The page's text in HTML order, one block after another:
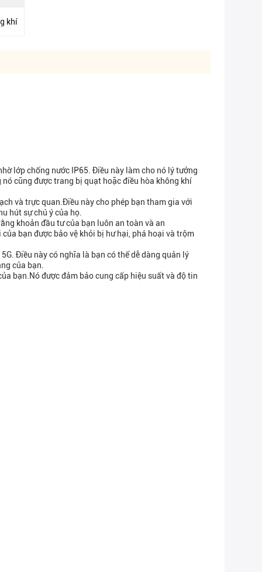
khí
lớp chống nước IP65. Điều này làm cho nó lý tưởng
cũng được trang bị quạt hoặc điều hòa không khí
và trực quan.Điều này cho phép bạn tham gia với
hút sự chú ý của họ.
khoản đầu tư của bạn luôn an toàn và an
bạn được bảo vệ khỏi bị hư hại, phá hoại và trộm
Điều này có nghĩa là bạn có thể dễ dàng quản lý
của bạn.
bạn.Nó được đảm bảo cung cấp hiệu suất và độ tin